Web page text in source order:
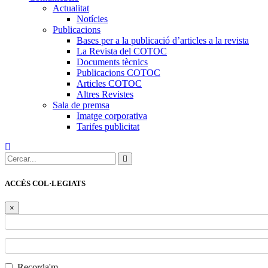
Actualitat
Notícies
Publicacions
Bases per a la publicació d’articles a la revista
La Revista del COTOC
Documents tècnics
Publicacions COTOC
Articles COTOC
Altres Revistes
Sala de premsa
Imatge corporativa
Tarifes publicitat
Cercar:
ACCÉS COL·LEGIATS
×